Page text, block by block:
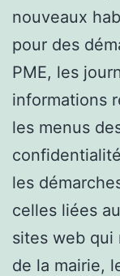
nouveaux
pour des
PME, les
informations
les menus
les
celles liées
sites web qui
de la mairie,